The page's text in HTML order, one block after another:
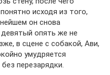
исходя из того,
он снова
опять же не
в сцене с собакой, Ави,
умудряется
перезарядки.